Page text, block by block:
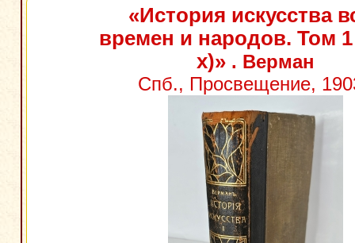
«История искусства
времен и народов. Том 1
х)» . Верман
Спб., Просвещение,